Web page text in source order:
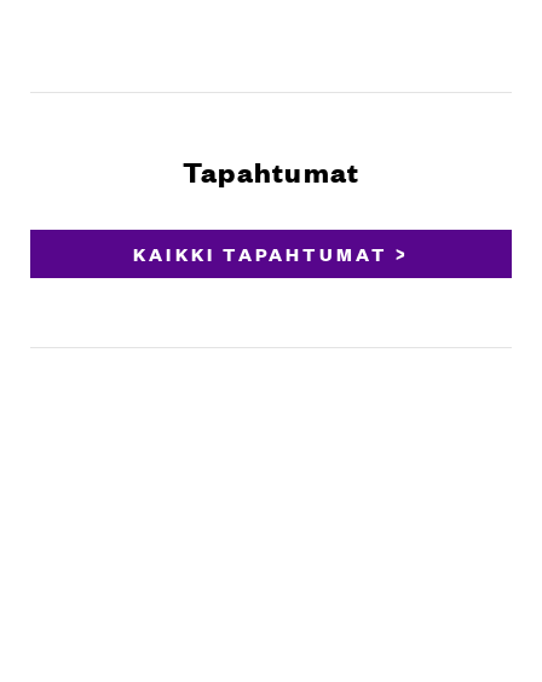
Tapahtumat
KAIKKI TAPAHTUMAT >